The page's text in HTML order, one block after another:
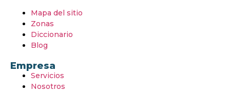
Mapa del sitio
Zonas
Diccionario
Blog
Empresa
Servicios
Nosotros